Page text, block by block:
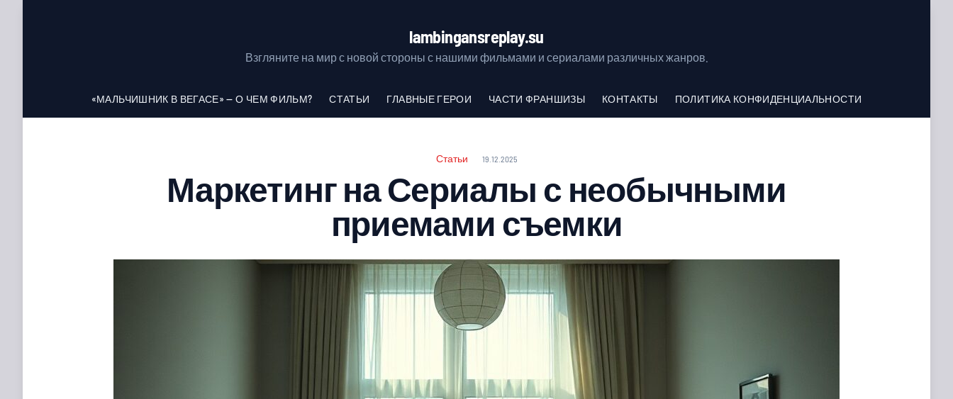
c
lambingansreplay.su
Взгляните на мир с новой стороны с нашими фильмами и сериалами различных жанров.
«МАЛЬЧИШНИК В ВЕГАСЕ» — О ЧЕМ ФИЛЬМ? СТАТЬИ ГЛАВНЫЕ ГЕРОИ ЧАСТИ ФРАНШИЗЫ КОНТАКТЫ ПОЛИТИКА КОНФИДЕНЦИАЛЬНОСТИ
Статьи 19.12.2025
Маркетинг на Сериалы с необычными
приемами съемки